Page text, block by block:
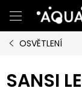
na
obsah
OSVĚTLENÍ
SANSI